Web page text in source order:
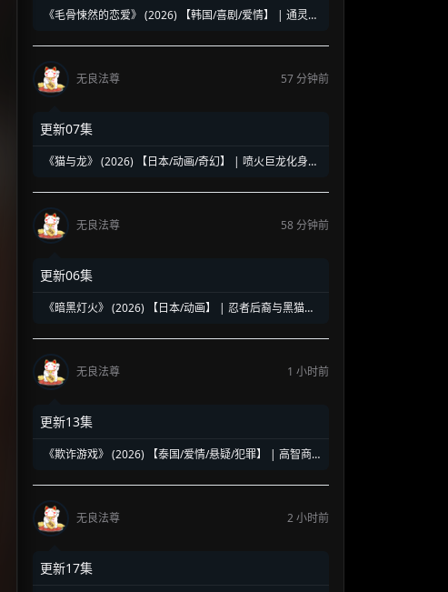
《毛骨悚然的恋爱》 (2026) 【韩国/喜剧/爱情】 | 通灵继
无良法尊 57 分钟前
更新07集
《猫与龙》 (2026) 【日本/动画/奇幻】 | 喷火巨龙化身暖
无良法尊 58 分钟前
更新06集
《暗黑灯火》 (2026) 【日本/动画】 | 忍者后裔与黑猫凶
无良法尊 1 小时前
更新13集
《欺诈游戏》 (2026) 【泰国/爱情/悬疑/犯罪】 | 高智商
无良法尊 2 小时前
更新17集